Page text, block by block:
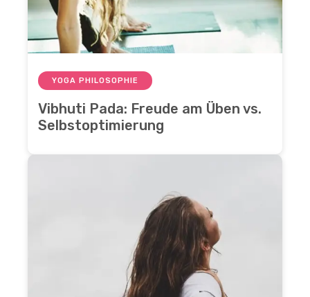
YOGA PHILOSOPHIE
Vibhuti Pada: Freude am Üben vs.
Selbstoptimierung